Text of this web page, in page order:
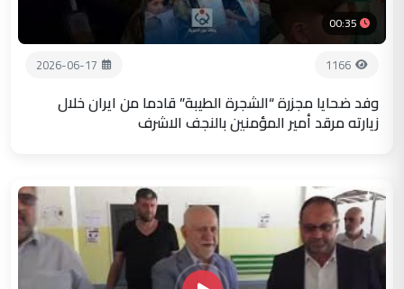
00:35
1166
2026-06-17
وفد ضحايا مجزرة “الشجرة الطيبة” قادما من ايران خلال
زيارته مرقد أمير المؤمنين بالنجف الاشرف